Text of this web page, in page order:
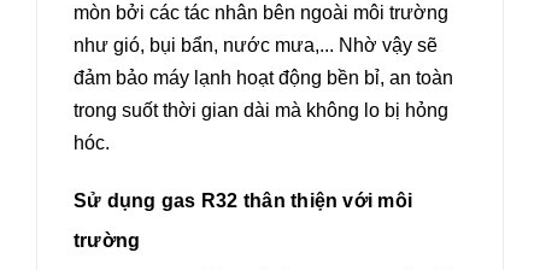
mòn bởi các tác nhân bên ngoài môi trường
như gió, bụi bẩn, nước mưa,... Nhờ vậy sẽ
đảm bảo máy lạnh hoạt động bền bỉ, an toàn
trong suốt thời gian dài mà không lo bị hỏng
hóc.
Sử dụng gas R32 thân thiện với môi
trường